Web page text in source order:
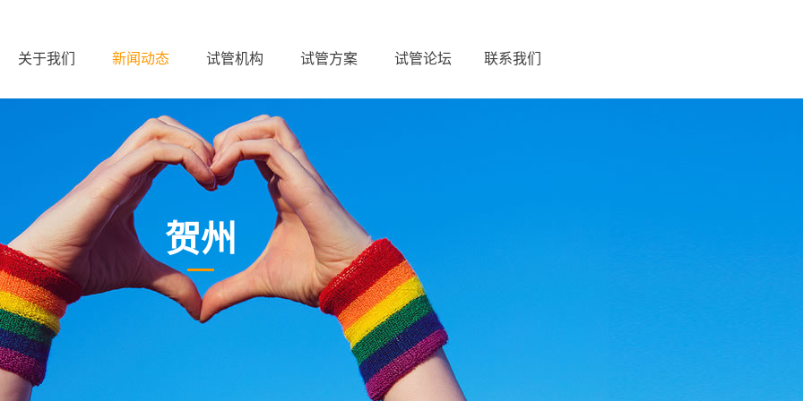
关于我们 新闻动态 试管机构 试管方案 试管论坛 联系我们
贺州